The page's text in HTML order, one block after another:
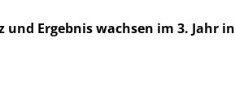
Ergebnis wachsen im 3. Jahr